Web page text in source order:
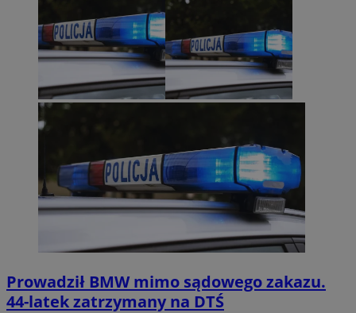
Prowadził BMW mimo sądowego zakazu.
44-latek zatrzymany na DTŚ